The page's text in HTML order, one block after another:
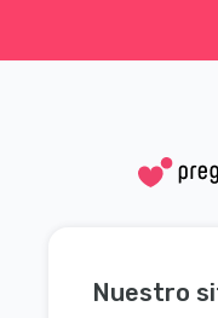
Nuestro